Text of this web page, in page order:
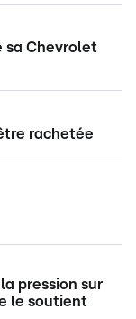
sa Chevrolet
rachetée
pression sur
le soutient